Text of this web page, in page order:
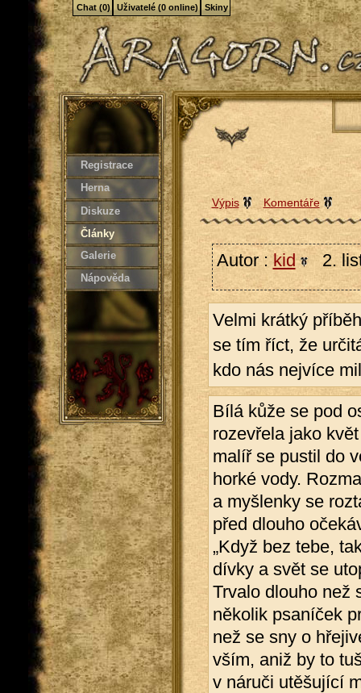
Registrace
Herna
Diskuze
Články
Galerie
Nápověda
Výpis Komentáře
Autor : kid 2.
Velmi krátký
se tím říct, že
kdo nás nejvíce
Bílá kůže se pod
rozevřela jako
malíř se pustil do
horké vody.
a myšlenky se
před dlouho
„Když bez tebe,
dívky a svět se
Trvalo dlouho než
několik psaníček
než se sny o
vším, aniž by to
v náruči utěšující
Chat (0) Uživatelé (0 online) Skiny